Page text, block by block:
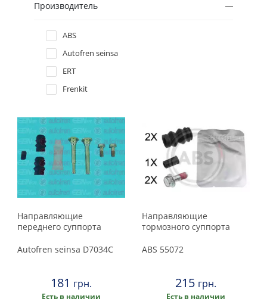
Производитель
ABS
Autofren seinsa
ERT
Frenkit
Направляющие
переднего суппорта
Autofren seinsa D7034C
181 грн.
Есть в наличии
Направляющие
тормозного суппорта
ABS 55072
215 грн.
Есть в наличии